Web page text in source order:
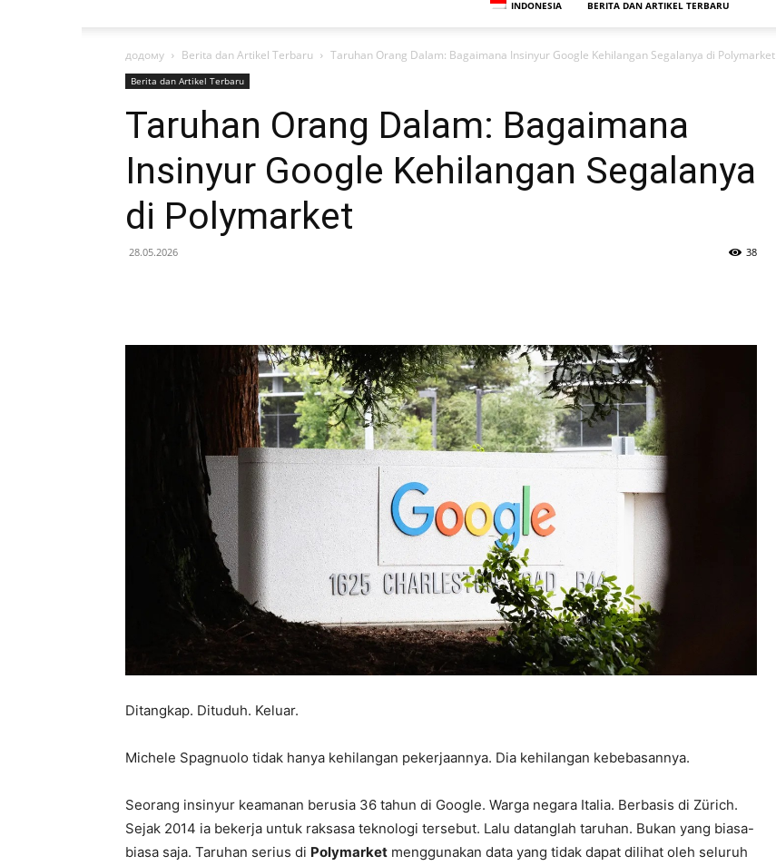
INDONESIA BERITA DAN ARTIKEL TERBARU
додому Berita dan Artikel Terbaru Taruhan Orang Dalam: Bagaimana Insinyur Google Kehilangan Segalanya di Polymarket
Berita dan Artikel Terbaru
Taruhan Orang Dalam: Bagaimana
Insinyur Google Kehilangan Segalanya
di Polymarket
28.05.2026 38
Ditangkap. Dituduh. Keluar.
Michele Spagnuolo tidak hanya kehilangan pekerjaannya. Dia kehilangan kebebasannya.
Seorang insinyur keamanan berusia 36 tahun di Google. Warga negara Italia. Berbasis di Zürich.
Sejak 2014 ia bekerja untuk raksasa teknologi tersebut. Lalu datanglah taruhan. Bukan yang biasa-
biasa saja. Taruhan serius di Polymarket menggunakan data yang tidak dapat dilihat oleh seluruh